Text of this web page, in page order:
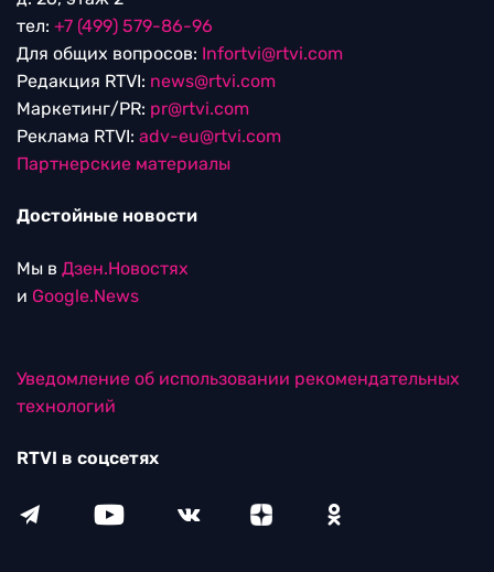
тел: +7 (499) 579-86-96
Для общих вопросов: Infortvi@rtvi.com
Редакция RTVI: news@rtvi.com
Маркетинг/PR: pr@rtvi.com
Реклама RTVI: adv-eu@rtvi.com
Партнерские материалы
Достойные новости
Мы в Дзен.Новостях
и Google.News
Уведомление об использовании рекомендательных
технологий
RTVI в соцсетях